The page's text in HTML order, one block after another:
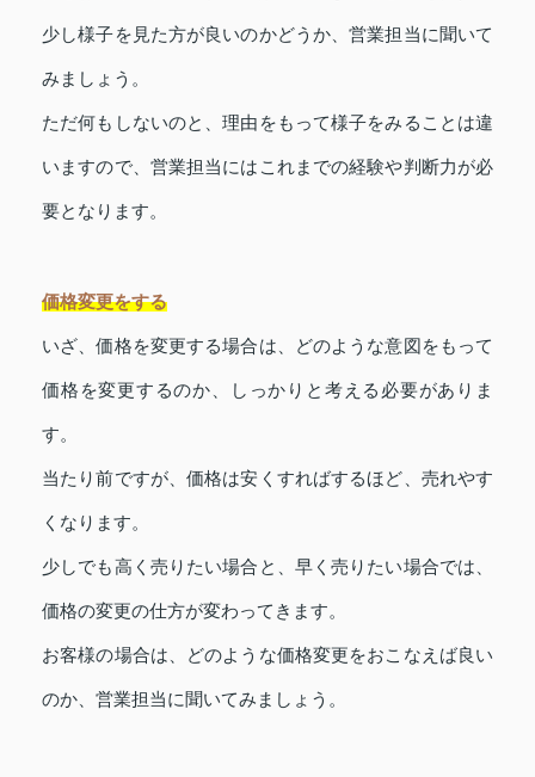
少し様子を見た方が良いのかどうか、営業担当に聞いて
みましょう。
ただ何もしないのと、理由をもって様子をみることは違
いますので、営業担当にはこれまでの経験や判断力が必
要となります。
価格変更をする
いざ、価格を変更する場合は、どのような意図をもって
価格を変更するのか、しっかりと考える必要がありま
す。
当たり前ですが、価格は安くすればするほど、売れやす
くなります。
少しでも高く売りたい場合と、早く売りたい場合では、
価格の変更の仕方が変わってきます。
お客様の場合は、どのような価格変更をおこなえば良い
のか、営業担当に聞いてみましょう。